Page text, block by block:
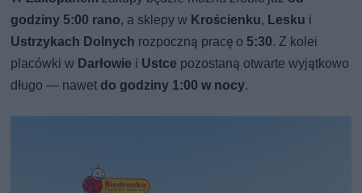
godziny 5:00 rano, a sklepy w Krościenku, Lesku i
Ustrzykach Dolnych rozpoczną pracę o 5:30. Z kolei
placówki w Darłowie i Ustce pozostaną otwarte wyjątkowo
długo — nawet do godziny 1:00 w nocy.